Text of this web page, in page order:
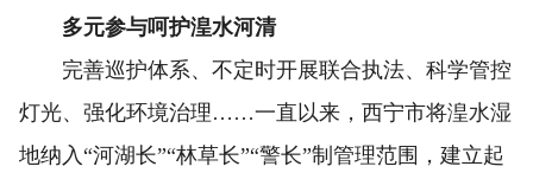
多元参与呵护湟水河清
完善巡护体系、不定时开展联合执法、科学管控
灯光、强化环境治理……一直以来，西宁市将湟水湿
地纳入“河湖长”“林草长”“警长”制管理范围，建立起